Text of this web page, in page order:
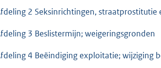
2 Seksinrichtingen, straatprostitutie
3 Beslistermijn; weigeringsgronden
4 Beëindiging exploitatie; wijziging